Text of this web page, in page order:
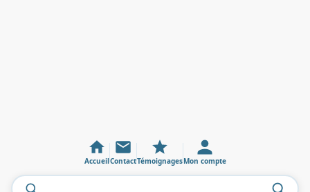
AccueilContactTémoignagesMon compte